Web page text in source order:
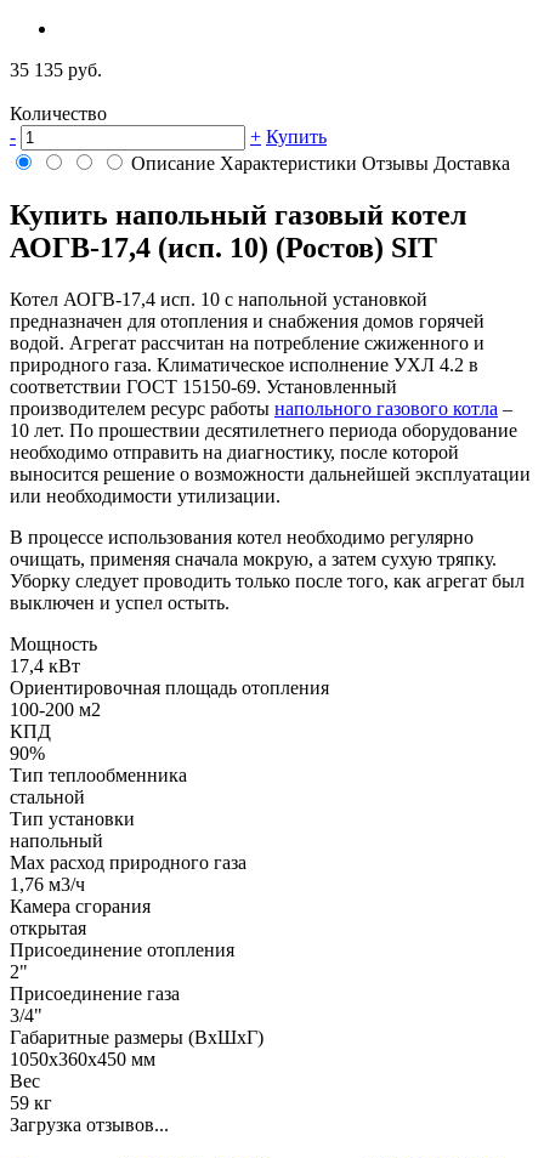
35 135 руб.
Количество
-
+ Купить
Описание Характеристики Отзывы Доставка
Купить напольный газовый котел
АОГВ-17,4 (исп. 10) (Ростов) SIT
Котел АОГВ-17,4 исп. 10 с напольной установкой
предназначен для отопления и снабжения домов горячей
водой. Агрегат рассчитан на потребление сжиженного и
природного газа. Климатическое исполнение УХЛ 4.2 в
соответствии ГОСТ 15150-69. Установленный
производителем ресурс работы напольного газового котла –
10 лет. По прошествии десятилетнего периода оборудование
необходимо отправить на диагностику, после которой
выносится решение о возможности дальнейшей эксплуатации
или необходимости утилизации.
В процессе использования котел необходимо регулярно
очищать, применяя сначала мокрую, а затем сухую тряпку.
Уборку следует проводить только после того, как агрегат был
выключен и успел остыть.
Мощность
17,4 кВт
Ориентировочная площадь отопления
100-200 м2
КПД
90%
Тип теплообменника
стальной
Тип установки
напольный
Max расход природного газа
1,76 м3/ч
Камера сгорания
открытая
Присоединение отопления
2"
Присоединение газа
3/4"
Габаритные размеры (ВхШхГ)
1050х360х450 мм
Вес
59 кг
Загрузка отзывов...